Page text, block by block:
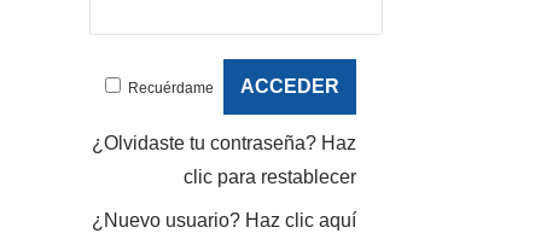
Recuérdame
¿Olvidaste tu contraseña? Haz
clic para restablecer
¿Nuevo usuario? Haz clic aquí